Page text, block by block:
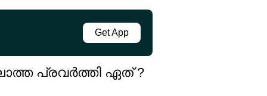
Get App
പ്രവർത്തി ഏത് ?